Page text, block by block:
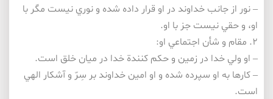
– نور از جانب خداوند در او قرار داده شده و نوري نيست مگر با
او، و حقي نيست جز با او.
۲. مقام و شأن اجتماعي او:
– او ولي خدا در زمين و حكم كنندة خدا در ميان خلق است.
– كارها به او سپرده شده و او امين خداوند بر سِرّ و آشكار الهي
است.